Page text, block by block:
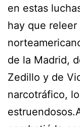
en estas
hay que
de la Madrid,
Zedillo y de
narcotráfico,